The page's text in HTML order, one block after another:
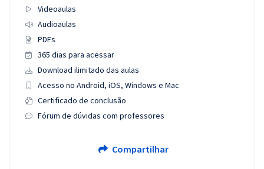
Videoaulas
Audioaulas
PDFs
365 dias para acessar
Download ilimitado das aulas
Acesso no Android, iOS, Windows e Mac
Certificado de conclusão
Fórum de dúvidas com professores
Compartilhar